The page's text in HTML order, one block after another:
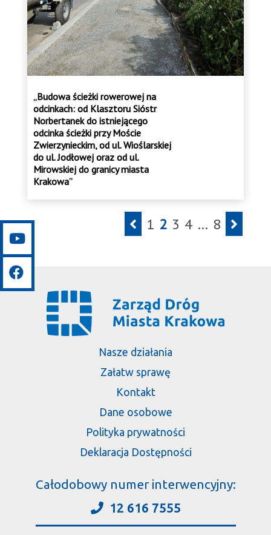
„Budowa ścieżki rowerowej na
odcinkach: od Klasztoru Sióstr
Norbertanek do istniejącego
odcinka ścieżki przy Moście
Zwierzynieckim, od ul. Wioślarskiej
do ul. Jodłowej oraz od ul.
Mirowskiej do granicy miasta
Krakowa”
Następna
strona
1 2 3 4 … 8
Nasze działania
Załatw sprawę
Kontakt
Dane osobowe
Polityka prywatności
Deklaracja Dostępności
Całodobowy numer interwencyjny:
12 616 7555